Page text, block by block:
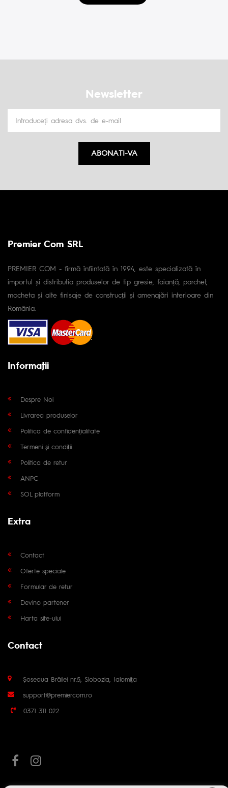
Newsletter
ABONATI-VA
Premier Com SRL
PREMIER COM - firmă înfiintată în 1994, este specializată în
importul și distributia produselor de tip gresie, faianță, parchet,
mocheta și alte finisaje de construcții și amenajări interioare din
România.
Informaţii
Despre Noi
Livrarea produselor
Politica de confidențialitate
Termeni și condiții
Politica de retur
ANPC
SOL platform
Extra
Contact
Oferte speciale
Formular de retur
Devino partener
Harta site-ului
Contact
Șoseaua Brăilei nr.5, Slobozia, Ialomița
support@premiercom.ro
0371 311 022